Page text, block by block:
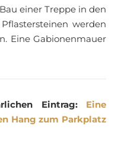
einer Treppe in den
werden
Eine Gabionenmauer
Eintrag: Eine
Hang zum Parkplatz